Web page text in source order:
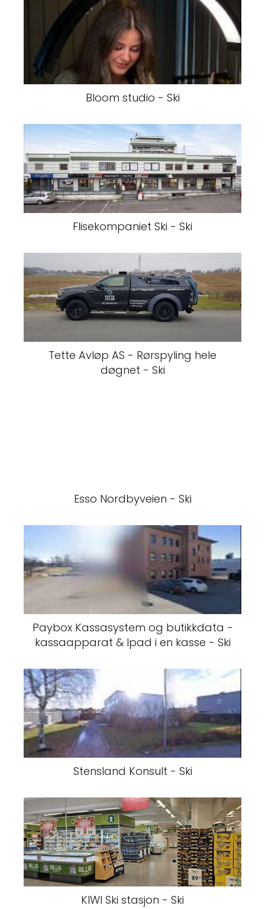
Bloom studio - Ski
Flisekompaniet Ski - Ski
Tette Avløp AS - Rørspyling hele
døgnet - Ski
Esso Nordbyveien - Ski
Paybox Kassasystem og butikkdata -
kassaapparat & Ipad i en kasse - Ski
Stensland Konsult - Ski
KIWI Ski stasjon - Ski